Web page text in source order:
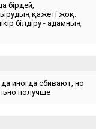
бірдей,
қажеті жоқ.
білдіру - адамның
иногда сбивают, но
получше